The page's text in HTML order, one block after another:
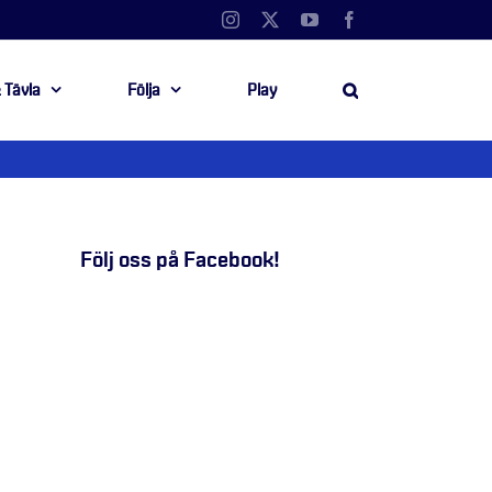
Instagram YouTube
Tävla Följa Play
Följ oss på Facebook!